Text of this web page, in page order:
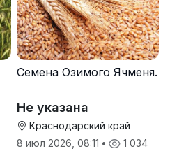
Семена Озимого Ячменя.
Не указана
Краснодарский край
8 июл 2026, 08:11 • 1 034